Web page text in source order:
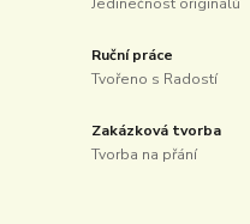
Ruční práce
Tvořeno s Radostí
Zakázková tvorba
Tvorba na přání